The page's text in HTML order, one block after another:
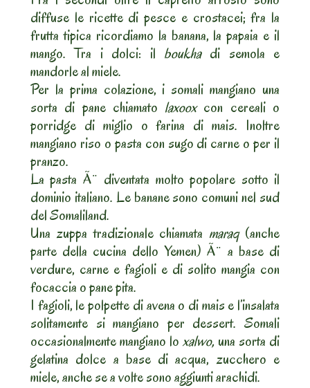
diffuse le ricette di pesce e crostacei; fra la
frutta tipica ricordiamo la banana, la papaia e il
mango. Tra i dolci: il boukhadi semola e
mandorle al miele.
Per la prima colazione, i somali mangiano una
sorta di pane chiamato laxooxcon cereali o
porridge di miglio o farina di mais. Inoltre
mangiano riso o pasta con sugo di carne o per il
pranzo.
La pasta Ã¨ diventata molto popolare sotto il
dominio italiano. Le banane sono comuni nel sud
del Somaliland.
Una zuppa tradizionale chiamata maraq(anche
parte della cucina dello Yemen) Ã¨ a base di
verdure, carne e fagioli e di solito mangia con
focaccia o pane pita.
I fagioli, le polpette di avena o di mais e l’insalata
solitamente si mangiano per dessert. Somali
occasionalmente mangiano lo xalwo, una sorta di
gelatina dolce a base di acqua, zucchero e
miele, anche se a volte sono aggiunti arachidi.